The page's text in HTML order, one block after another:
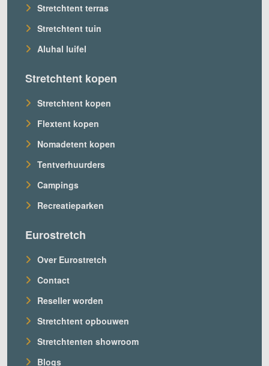
Stretchtent terras
Stretchtent tuin
Aluhal luifel
Stretchtent kopen
Stretchtent kopen
Flextent kopen
Nomadetent kopen
Tentverhuurders
Campings
Recreatieparken
Eurostretch
Over Eurostretch
Contact
Reseller worden
Stretchtent opbouwen
Stretchtenten showroom
Blogs